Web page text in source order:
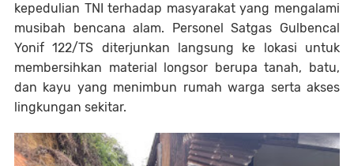
kepedulian TNI terhadap masyarakat yang mengalami
musibah bencana alam. Personel Satgas Gulbencal
Yonif 122/TS diterjunkan langsung ke lokasi untuk
membersihkan material longsor berupa tanah, batu,
dan kayu yang menimbun rumah warga serta akses
lingkungan sekitar.